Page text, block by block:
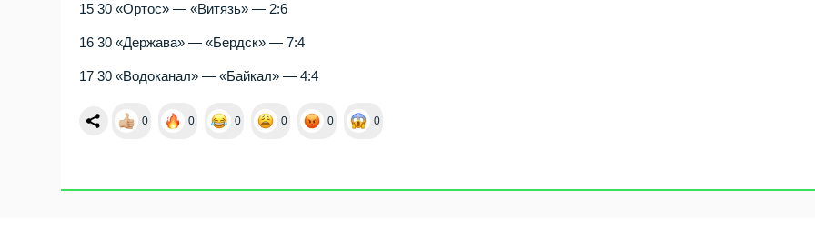
15 30 «Ортос» — «Витязь» — 2:6
16 30 «Держава» — «Бердск» — 7:4
17 30 «Водоканал» — «Байкал» — 4:4
0 0 0 0 0 0